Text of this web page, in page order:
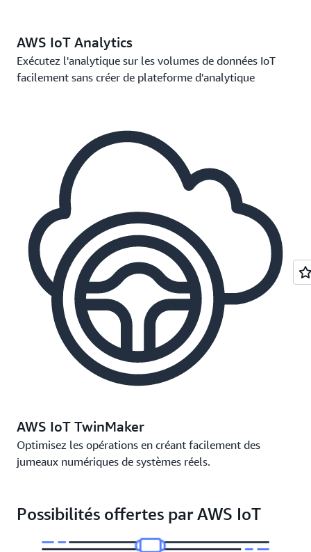
AWS IoT Analytics
Exécutez l'analytique sur les volumes de données IoT
facilement sans créer de plateforme d'analytique
AWS IoT TwinMaker
Optimisez les opérations en créant facilement des
jumeaux numériques de systèmes réels.
Possibilités offertes par AWS IoT